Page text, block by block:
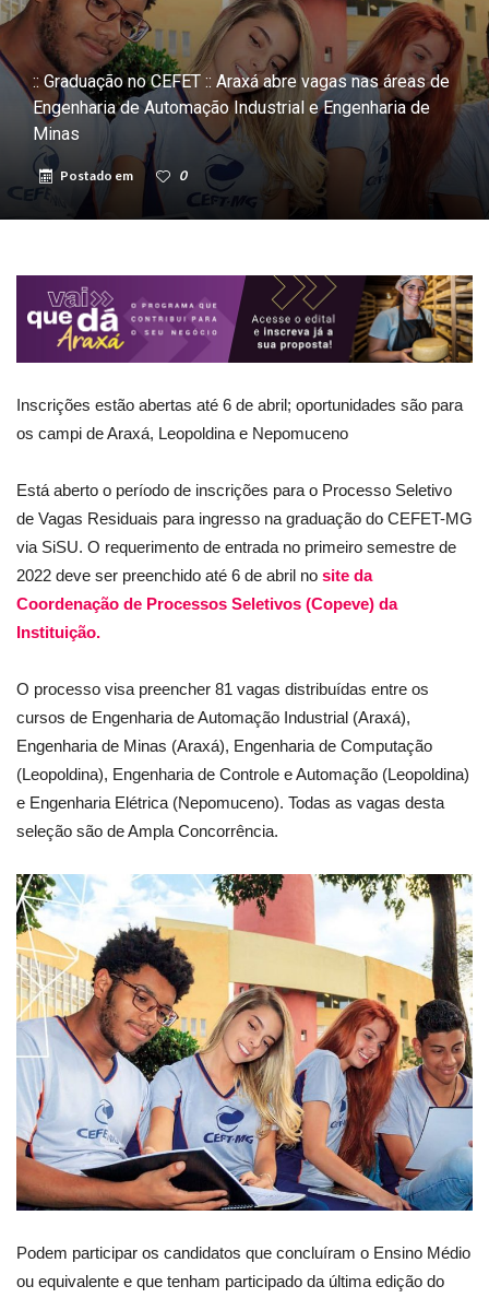
:: Graduação no CEFET :: Araxá abre vagas nas áreas de
Engenharia de Automação Industrial e Engenharia de
Minas
Postado em 0
Inscrições estão abertas até 6 de abril; oportunidades são para
os campi de Araxá, Leopoldina e Nepomuceno
Está aberto o período de inscrições para o Processo Seletivo
de Vagas Residuais para ingresso na graduação do CEFET-MG
via SiSU. O requerimento de entrada no primeiro semestre de
2022 deve ser preenchido até 6 de abril no site da
Coordenação de Processos Seletivos (Copeve) da
Instituição.
O processo visa preencher 81 vagas distribuídas entre os
cursos de Engenharia de Automação Industrial (Araxá),
Engenharia de Minas (Araxá), Engenharia de Computação
(Leopoldina), Engenharia de Controle e Automação (Leopoldina)
e Engenharia Elétrica (Nepomuceno). Todas as vagas desta
seleção são de Ampla Concorrência.
Podem participar os candidatos que concluíram o Ensino Médio
ou equivalente e que tenham participado da última edição do